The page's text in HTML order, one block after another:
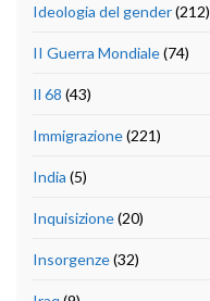
Ideologia del gender(212)
II Guerra Mondiale(74)
Il 68 (43)
Immigrazione(221)
India (5)
Inquisizione(20)
Insorgenze(32)